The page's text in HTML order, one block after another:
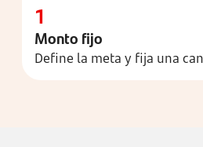
1
Monto fijo
Define la meta y fija una